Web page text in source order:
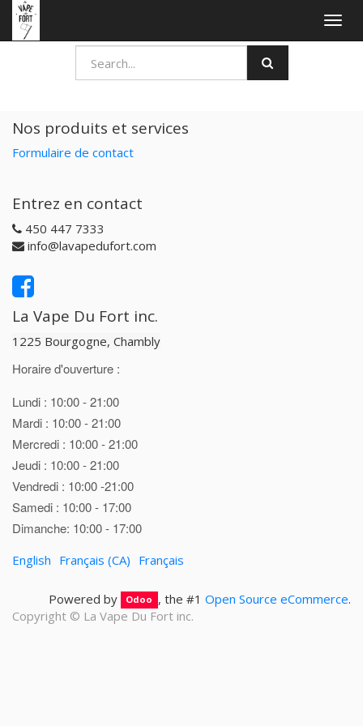
Nos produits et services
Formulaire de contact
Entrez en contact
450 447 7333
info@lavapedufort.com
La Vape Du Fort inc.
1225 Bourgogne, Chambly
Horaire d'ouverture :
Lundi : 10:00 - 21:00
Mardi : 10:00 - 21:00
Mercredi : 10:00 - 21:00
Jeudi : 10:00 - 21:00
Vendredi : 10:00 -21:00
Samedi : 10:00 - 17:00
Dimanche: 10:00 - 17:00
English Français (CA) Français
Powered by Odoo , the #1 Open Source eCommerce.
Copyright © La Vape Du Fort inc.